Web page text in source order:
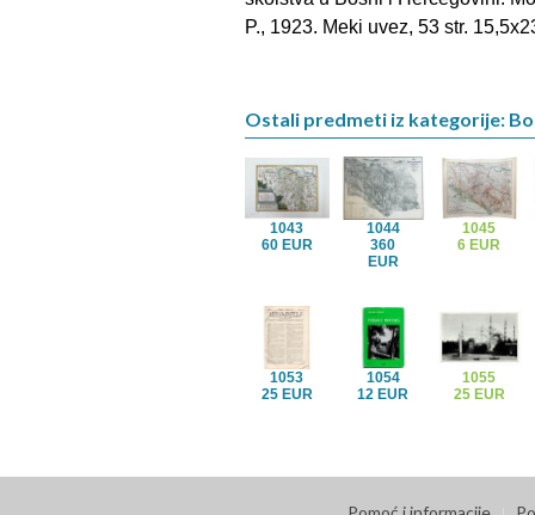
P., 1923. Meki uvez, 53 str.
Ostali predmeti iz kategorije:
1043
60 EUR
1044
360
EUR
1045
6 EUR
1053
25 EUR
1054
12 EUR
1055
25 EUR